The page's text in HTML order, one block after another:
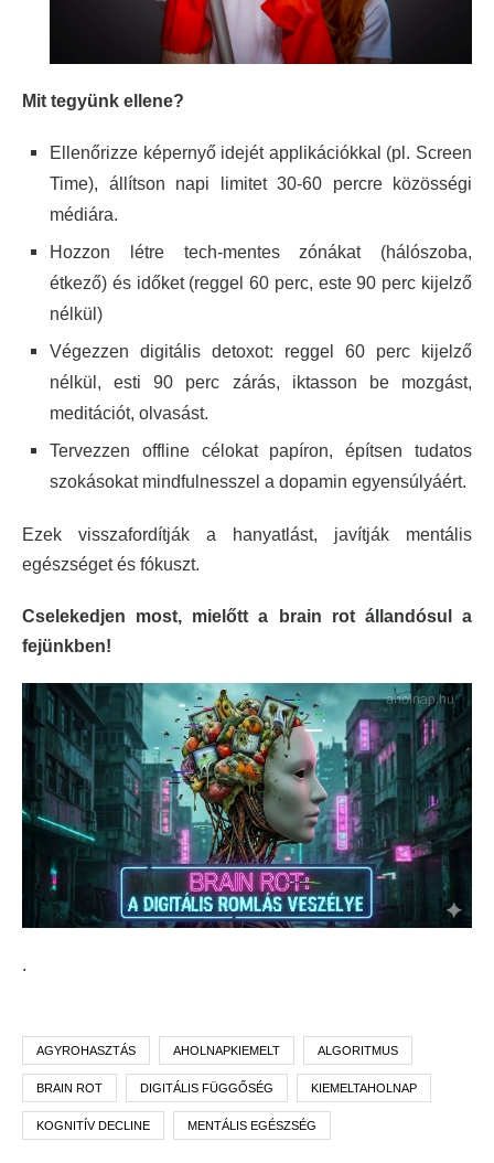
Mit tegyünk ellene?
Ellenőrizze képernyő idejét applikációkkal (pl. Screen
Time), állítson napi limitet 30-60 percre közösségi
médiára.
Hozzon létre tech-mentes zónákat (hálószoba,
étkező) és időket (reggel 60 perc, este 90 perc kijelző
nélkül)
Végezzen digitális detoxot: reggel 60 perc kijelző
nélkül, esti 90 perc zárás, iktasson be mozgást,
meditációt, olvasást.
Tervezzen offline célokat papíron, építsen tudatos
szokásokat mindfulnesszel a dopamin egyensúlyáért.
Ezek visszafordítják a hanyatlást, javítják mentális
egészséget és fókuszt.
Cselekedjen most, mielőtt a brain rot állandósul a
fejünkben!
.
AGYROHASZTÁS AHOLNAPKIEMELT ALGORITMUS
BRAIN ROT DIGITÁLIS FÜGGŐSÉG KIEMELTAHOLNAP
KOGNITÍV DECLINE MENTÁLIS EGÉSZSÉG